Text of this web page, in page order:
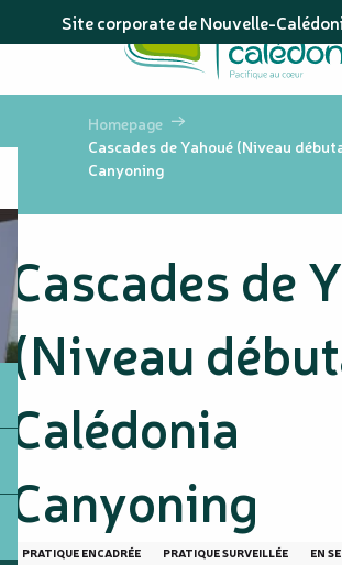
au
principal
Site corporate de Nouvelle-
Homepage
Cascades de Yahoué (Niveau
Canyoning
Cascades de
(Niveau
Calédonia
Canyoning
PRATIQUE ENCADRÉE PRATIQUE SURVEILLÉE
EN